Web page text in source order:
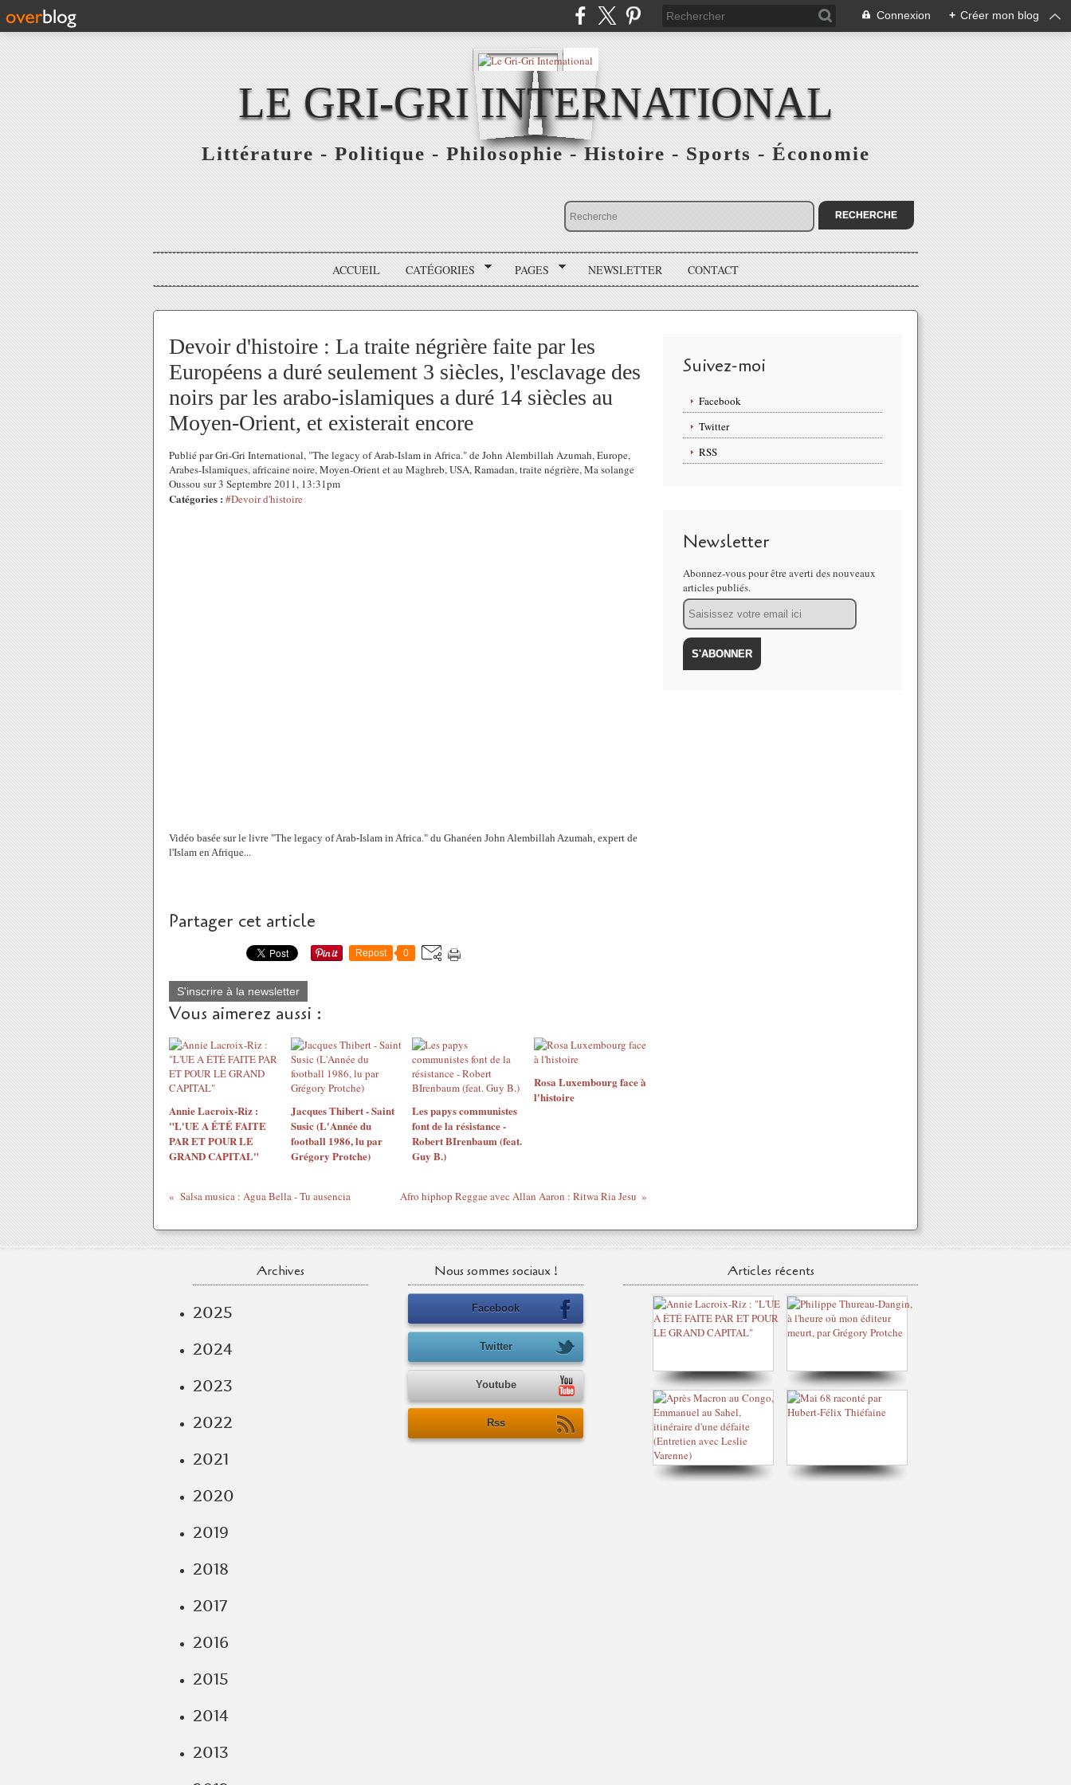
Connexion + Créer mon blog
LE GRI-GRI INTERNATIONAL
Littérature - Politique - Philosophie - Histoire - Sports - Économie
ACCUEIL CATÉGORIES PAGES NEWSLETTER CONTACT
Devoir d'histoire : La traite négrière faite par les
Européens a duré seulement 3 siècles, l'esclavage des
noirs par les arabo-islamiques a duré 14 siècles au
Moyen-Orient, et existerait encore
Publié par Gri-Gri International, "The legacy of Arab-Islam in Africa." de John Alembillah Azumah, Europe,
Arabes-Islamiques, africaine noire, Moyen-Orient et au Maghreb, USA, Ramadan, traite négrière, Ma solange
Oussou sur 3 Septembre 2011, 13:31pm
Catégories : #Devoir d'histoire
Vidéo basée sur le livre "The legacy of Arab-Islam in Africa." du Ghanéen John Alembillah Azumah, expert de
l'Islam en Afrique...
Partager cet article
Repost 0
S'inscrire à la newsletter
Vous aimerez aussi :
Annie Lacroix-Riz :
"L'UE A ÉTÉ FAITE
PAR ET POUR LE
GRAND CAPITAL"
Jacques Thibert - Saint
Susic (L'Année du
football 1986, lu par
Grégory Protche)
Les papys communistes
font de la résistance -
Robert BIrenbaum (feat.
Guy B.)
Rosa Luxembourg face à
l'histoire
Salsa musica : Agua Bella - Tu ausencia Afro hiphop Reggae avec Allan Aaron : Ritwa Ria Jesu
Suivez-moi
Facebook
Twitter
RSS
Newsletter
Abonnez-vous pour être averti des nouveaux
articles publiés.
Email
Archives
2025
2024
2023
2022
2021
2020
2019
2018
2017
2016
2015
2014
2013
Nous sommes sociaux !
Facebook
Twitter
Youtube
Rss
Articles récents